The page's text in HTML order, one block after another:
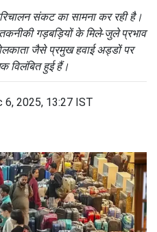
संकट का सामना कर रही है।
गड़बड़ियों के मिले-जुले प्रभाव
जैसे प्रमुख हवाई अड्डों पर
विलंबित हुई हैं।
6, 2025, 13:27 IST